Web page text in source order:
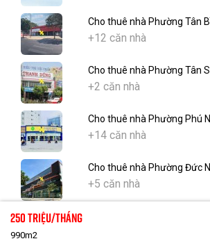
Cho thuê nhà Phường Tân
+12 căn nhà
Cho thuê nhà Phường Tân
+2 căn nhà
Cho thuê nhà Phường Phú
+14 căn nhà
Cho thuê nhà Phường Đức
+5 căn nhà
250 Triệu/tháng
990m2